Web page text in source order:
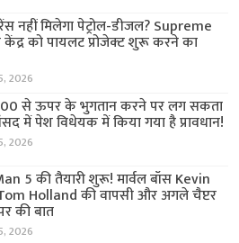
नहीं मिलेगा पेट्रोल-डीजल? Supreme
को पायलट प्रोजेक्ट शुरू करने का
2026
से ऊपर के भुगतान करने पर लग सकता
में पेश विधेयक में किया गया है प्रावधान!
2026
5 की तैयारी शुरू! मार्वल बॉस Kevin
Holland की वापसी और अगले चैप्टर
की बात
2026